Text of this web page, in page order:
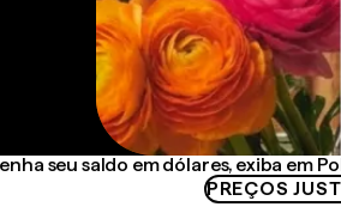
seu saldo em dólares, exiba em
PREÇOS